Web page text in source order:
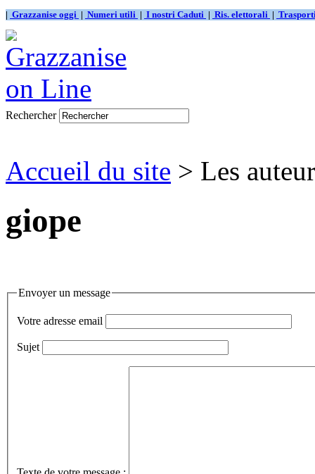
| Grazzanise oggi | Numeri utili | I nostri Caduti | Ris. elettorali |
Rechercher
Accueil du site > Les
giope
Envoyer un message
Votre adresse email
Sujet